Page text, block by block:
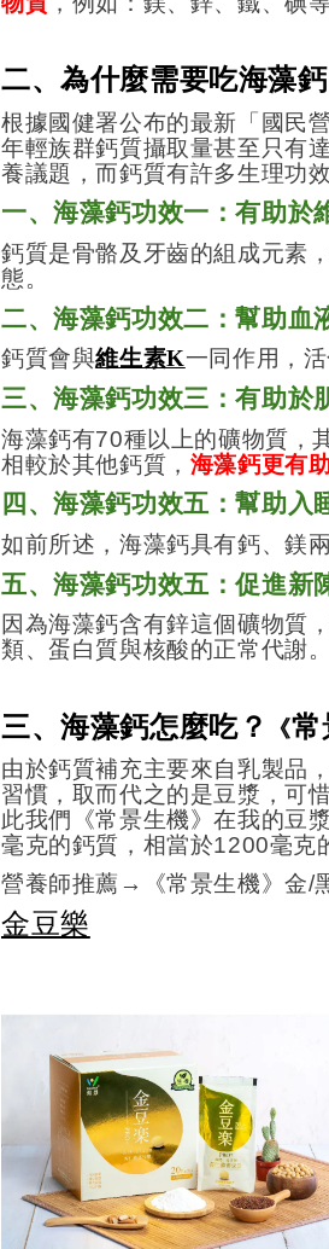
二、為什麼需要吃海藻
根據國健署公布的最新「國民
年輕族群鈣質攝取量甚至只有
養議題，而鈣質有許多生理功
一、海藻鈣功效一：有助於
鈣質是骨骼及牙齒的組成元素
態。
二、海藻鈣功效二：幫助 血
鈣質會與維生素K一同作用，
三、海藻鈣功效三：有助於
海藻鈣有70種以上的礦物質，
相較於其他鈣質， 海藻鈣更有
四、海藻鈣功效五：幫助入
如前所述，海藻鈣具有鈣、鎂
五、海藻鈣功效五：促進新
因為海藻鈣含有鋅這個礦物質
類、蛋白質與核酸的正常代謝。
三、海藻鈣怎麼吃？ 《常
由於鈣質補充主要來自乳製品
習慣，取而代之的是豆漿，可
此我們《常景生機》在我的豆
毫克的鈣質，相當於1200毫克
營養師推薦→《常景生機》金/
金豆樂